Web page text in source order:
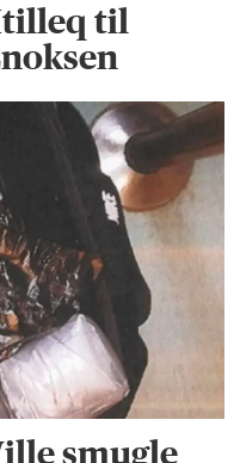
til
smugle